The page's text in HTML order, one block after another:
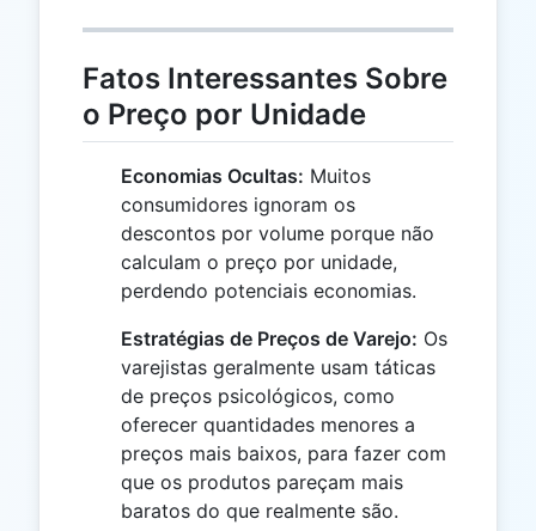
Fatos Interessantes Sobre
o Preço por Unidade
Economias Ocultas: Muitos
consumidores ignoram os
descontos por volume porque não
calculam o preço por unidade,
perdendo potenciais economias.
Estratégias de Preços de Varejo: Os
varejistas geralmente usam táticas
de preços psicológicos, como
oferecer quantidades menores a
preços mais baixos, para fazer com
que os produtos pareçam mais
baratos do que realmente são.